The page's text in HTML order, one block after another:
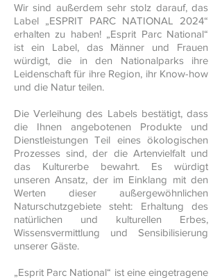
Wir sind außerdem sehr stolz darauf, das
Label „ESPRIT PARC NATIONAL 2024“
erhalten zu haben! „Esprit Parc National“
ist ein Label, das Männer und Frauen
würdigt, die in den Nationalparks ihre
Leidenschaft für ihre Region, ihr Know-how
und die Natur teilen.
Die Verleihung des Labels bestätigt, dass
die Ihnen angebotenen Produkte und
Dienstleistungen Teil eines ökologischen
Prozesses sind, der die Artenvielfalt und
das Kulturerbe bewahrt. Es würdigt
unseren Ansatz, der im Einklang mit den
Werten dieser außergewöhnlichen
Naturschutzgebiete steht: Erhaltung des
natürlichen und kulturellen Erbes,
Wissensvermittlung und Sensibilisierung
unserer Gäste.
„Esprit Parc National“ ist eine eingetragene